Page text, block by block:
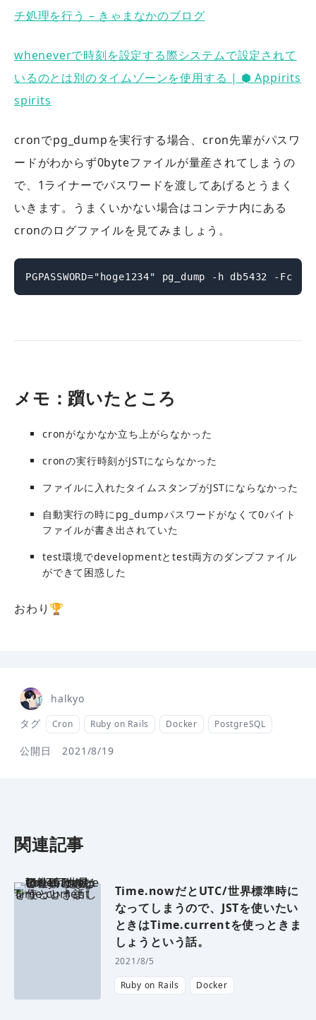
チ処理を行う – きゃまなかのブログ
wheneverで時刻を設定する際システムで設定されて
いるのとは別のタイムゾーンを使用する | ⬢ Appirits
spirits
cronでpg_dumpを実行する場合、cron先輩がパスワ
ードがわからず0byteファイルが量産されてしまうの
で、1ライナーでパスワードを渡してあげるとうまく
いきます。うまくいかない場合はコンテナ内にある
cronのログファイルを見てみましょう。
PGPASSWORD="hoge1234" pg_dump -h db5432 -Fc
メモ：躓いたところ
cronがなかなか立ち上がらなかった
cronの実行時刻がJSTにならなかった
ファイルに入れたタイムスタンプがJSTにならなかった
自動実行の時にpg_dumpパスワードがなくて0バイト
ファイルが書き出されていた
test環境でdevelopmentとtest両方のダンプファイル
ができて困惑した
おわり🏆
halkyo
タグ
Cron Ruby on Rails Docker PostgreSQL
公開日 2021/8/19
関連記事
Time.nowだとUTC/世界標準時に
なってしまうので、JSTを使いたい
ときはTime.currentを使っときま
しょうという話。
2021/8/5
Ruby on Rails
Docker